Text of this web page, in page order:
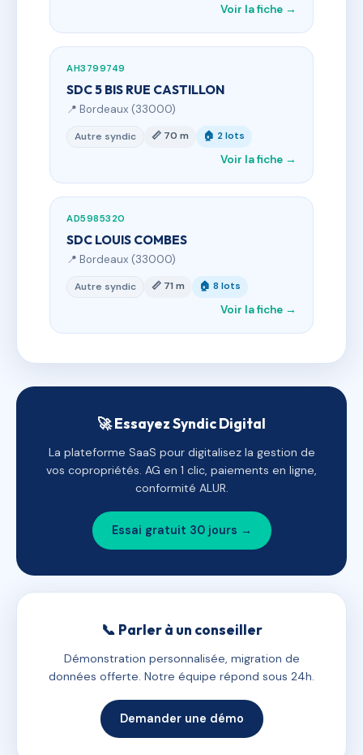
Voir la fiche →
AH3799749
SDC 5 BIS RUE CASTILLON
📍 Bordeaux (33000)
Autre syndic 📏 70 m 🏠 2 lots
Voir la fiche →
AD5985320
SDC LOUIS COMBES
📍 Bordeaux (33000)
Autre syndic 📏 71 m 🏠 8 lots
Voir la fiche →
🚀 Essayez Syndic Digital
La plateforme SaaS pour digitalisez la gestion de
vos copropriétés. AG en 1 clic, paiements en ligne,
conformité ALUR.
Essai gratuit 30 jours →
📞 Parler à un conseiller
Démonstration personnalisée, migration de
données offerte. Notre équipe répond sous 24h.
Demander une démo